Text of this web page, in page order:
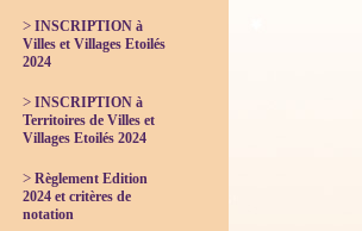
> INSCRIPTION à
Villes et Villages Etoilés
2024
> INSCRIPTION à
Territoires de Villes et
Villages Etoilés 2024
> Règlement Edition
2024 et critères de
notation